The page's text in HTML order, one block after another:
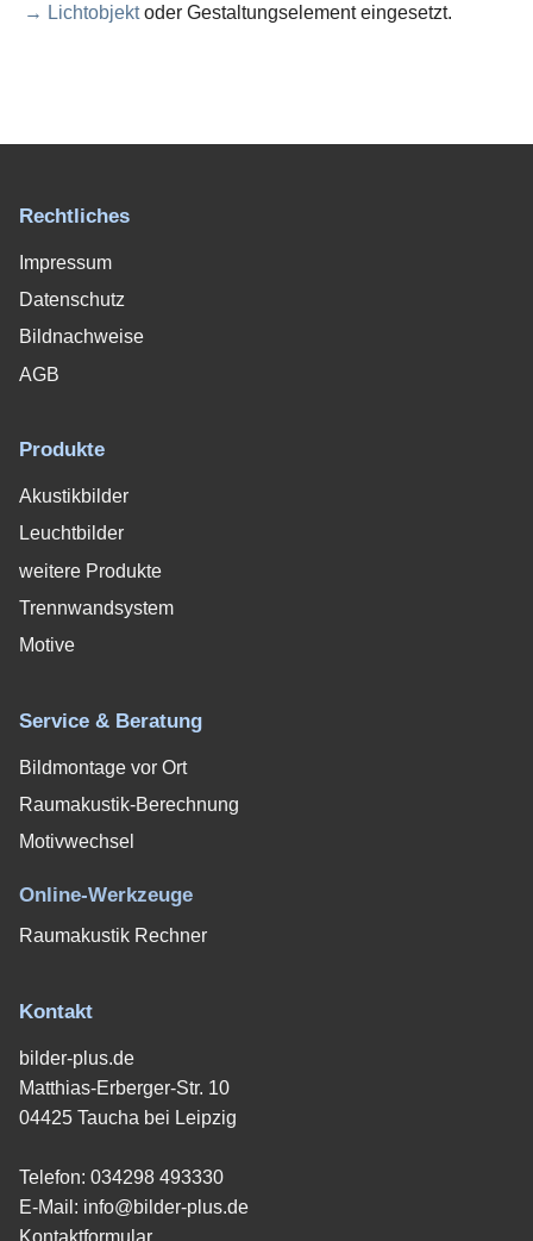
→ Lichtobjektoder Gestaltungselement eingesetzt.
Rechtliches
Impressum
Datenschutz
Bildnachweise
AGB
Produkte
Akustikbilder
Leuchtbilder
weitere Produkte
Trennwandsystem
Motive
Service & Beratung
Bildmontage vor Ort
Raumakustik-Berechnung
Motivwechsel
Online-Werkzeuge
Raumakustik Rechner
Kontakt
bilder-plus.de
Matthias-Erberger-Str. 10
04425 Taucha bei Leipzig
Telefon: 034298 493330
E-Mail: info@bilder-plus.de
Kontaktformular